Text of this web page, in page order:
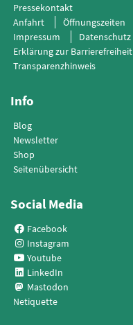
Pressekontakt
Anfahrt
Öffnungszeiten
Impressum
Datenschutz
Erklärung zur Barrierefreiheit
Transparenzhinweis
Info
Blog
Newsletter
Shop
Seitenübersicht
Social Media
Facebook
Instagram
Youtube
LinkedIn
Mastodon
Netiquette